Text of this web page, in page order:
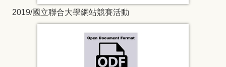
2019/國立聯合大學網站競賽活動